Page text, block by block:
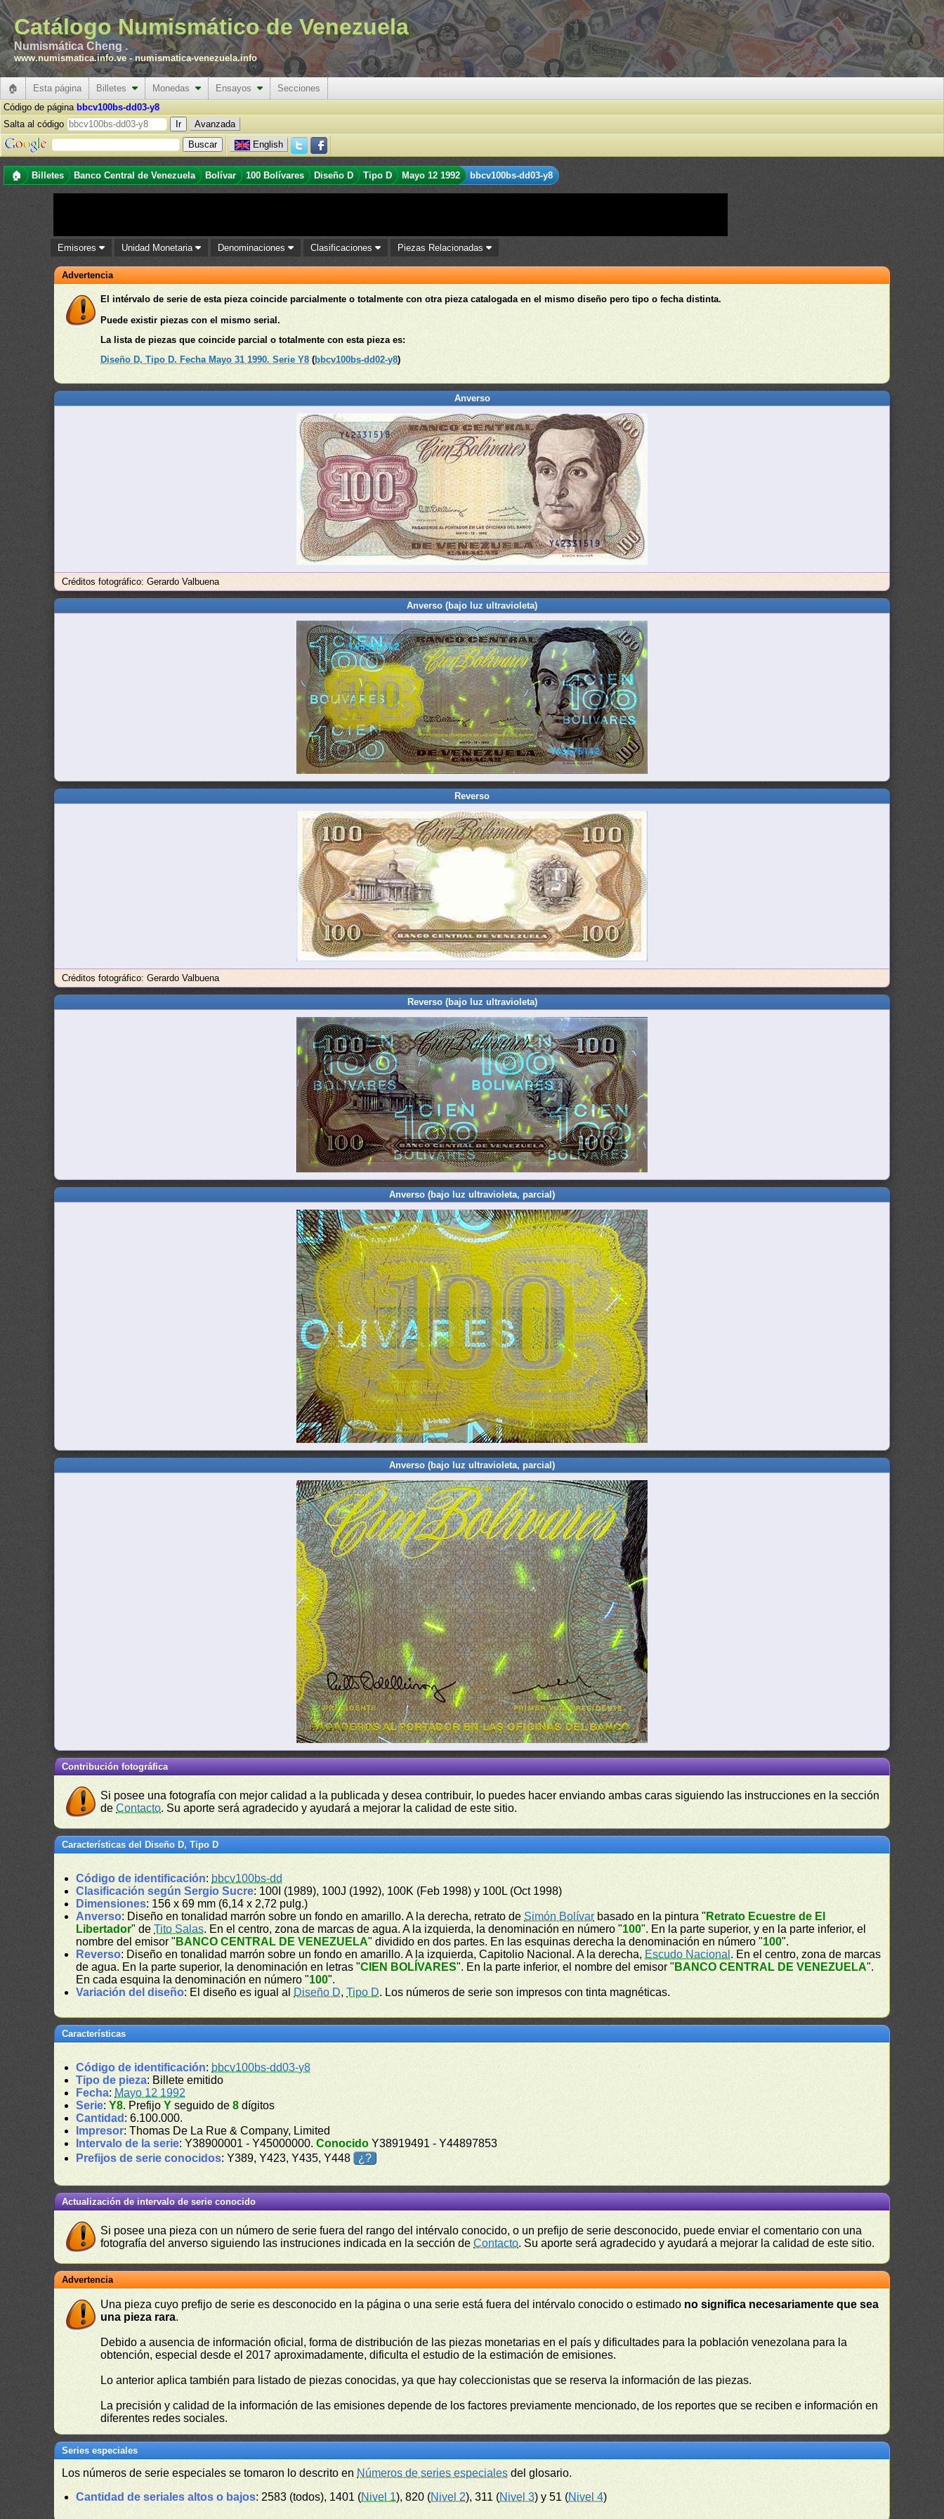
Catálogo Numismático de Venezuela
Numismática Cheng .
www.numismatica.info.ve -numismatica-venezuela.info
🏠 Esta página Billetes Monedas Ensayos
Secciones
Código de página bbcv100bs-dd03-y8
Salta al código
Avanzada
English
🏠 Billetes Banco Central de Venezuela Bolívar 100 Bolívares Diseño D Tipo D Mayo 12 1992 bbcv100bs-dd03-y8
Emisores Unidad Monetaria Denominaciones Clasificaciones Piezas Relacionadas
Advertencia
El intérvalo de serie de esta pieza coincide parcialmente o totalmente con otra pieza catalogada en el mismo diseño pero tipo o fecha distinta.
Puede existir piezas con el mismo serial.
La lista de piezas que coincide parcial o totalmente con esta pieza es:
Diseño D, Tipo D. Fecha Mayo 31 1990. Serie Y8 (bbcv100bs-dd02-y8)
Anverso
Créditos fotográfico: Gerardo Valbuena
Anverso (bajo luz ultravioleta)
Reverso
Créditos fotográfico: Gerardo Valbuena
Reverso (bajo luz ultravioleta)
Anverso (bajo luz ultravioleta, parcial)
Anverso (bajo luz ultravioleta, parcial)
Contribución fotográfica
Si posee una fotografía con mejor calidad a la publicada y desea contribuir, lo puedes hacer enviando ambas caras siguiendo las instrucciones en la sección
deContacto. Su aporte será agradecido y ayudará a mejorar la calidad de este sitio.
Características del Diseño D, Tipo D
Código de identificación: bbcv100bs-dd
Clasificación según Sergio Sucre: 100I (1989), 100J (1992), 100K (Feb 1998) y 100L (Oct 1998)
Dimensiones: 156 x 69 mm (6,14 x 2,72 pulg.)
Anverso: Diseño en tonalidad marrón sobre un fondo en amarillo. A la derecha, retrato de Simón Bolívar basado en la pintura " Retrato Ecuestre de El
Libertador" deTito Salas. En el centro, zona de marcas de agua. A la izquierda, la denominación en número "100". En la parte superior, y en la parte inferior, el
nombre del emisor " BANCO CENTRAL DE VENEZUELA" dividido en dos partes. En las esquinas derecha la denominación en número "100".
Reverso: Diseño en tonalidad marrón sobre un fondo en amarillo. A la izquierda, Capitolio Nacional. A la derecha, Escudo Nacional . En el centro, zona de marcas
de agua. En la parte superior, la denominación en letras "CIEN BOLÍVARES". En la parte inferior, el nombre del emisor " BANCO CENTRAL DE VENEZUELA".
En cada esquina la denominación en número "100".
Variación del diseño: El diseño es igual al Diseño D,Tipo D. Los números de serie son impresos con tinta magnéticas.
Características
Código de identificación: bbcv100bs-dd03-y8
Tipo de pieza: Billete emitido
Fecha: Mayo 12 1992
Serie:Y8. PrefijoY seguido de8 dígitos
Cantidad : 6.100.000.
Impresor: Thomas De La Rue & Company, Limited
Intervalo de la serie: Y38900001 - Y45000000.Conocido Y38919491 - Y44897853
Prefijos de serie conocidos: Y389, Y423, Y435, Y448 ¿?
Actualización de intervalo de serie conocido
Si posee una pieza con un número de serie fuera del rango del intérvalo conocido, o un prefijo de serie desconocido, puede enviar el comentario con una
fotografía del anverso siguiendo las instruciones indicada en la sección deContacto. Su aporte será agradecido y ayudará a mejorar la calidad de este sitio.
Advertencia
Una pieza cuyo prefijo de serie es desconocido en la página o una serie está fuera del intérvalo conocido o estimado no significa necesariamente que sea
una pieza rara.
Debido a ausencia de información oficial, forma de distribución de las piezas monetarias en el país y dificultades para la población venezolana para la
obtención, especial desde el 2017 aproximadamente, dificulta el estudio de la estimación de emisiones.
Lo anterior aplica también para listado de piezas conocidas, ya que hay coleccionistas que se reserva la información de las piezas.
La precisión y calidad de la información de las emisiones depende de los factores previamente mencionado, de los reportes que se reciben e información en
diferentes redes sociales.
Series especiales
Los números de serie especiales se tomaron lo descrito en Números de series especiales del glosario.
Cantidad de seriales altos o bajos: 2583 (todos), 1401 (Nivel 1), 820 (Nivel 2), 311 (Nivel 3) y 51 (Nivel 4)